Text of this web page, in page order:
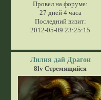
Провел на форуме:
27 дней 4 часа
Последний визит:
2012-05-09 23:25:15
Лилия дай Драгон
8lv Стремящийся